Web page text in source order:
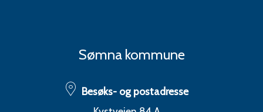
Sømna kommune
Besøks- og postadresse